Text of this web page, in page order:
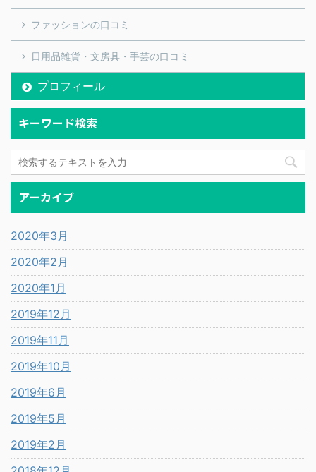
ファッションの口コミ
日用品雑貨・文房具・手芸の口コミ
プロフィール
キーワード検索
アーカイブ
2020年3月
2020年2月
2020年1月
2019年12月
2019年11月
2019年10月
2019年6月
2019年5月
2019年2月